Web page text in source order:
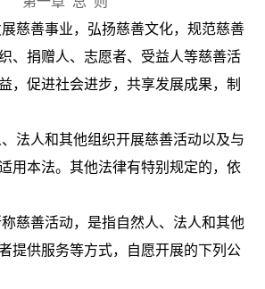
慈善事业，弘扬慈善文化，规范慈善
、捐赠人、志愿者、受益人等慈善活
，促进社会进步，共享发展成果，制
法人和其他组织开展慈善活动以及与
用本法。其他法律有特别规定的，依
慈善活动，是指自然人、法人和其他
提供服务等方式，自愿开展的下列公